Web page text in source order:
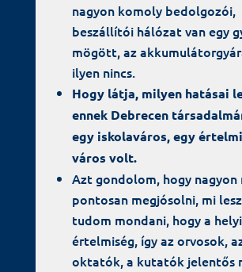
nagyon komoly bedolgozói,
beszállítói hálózat van egy
mögött, az
ilyen nincs.
Hogy látja, milyen hatásai
ennek Debrecen
egy iskolaváros, egy
város volt.
Azt gondolom, hogy nagyon
pontosan megjósolni, mi
tudom mondani, hogy a
értelmiség, így az orvosok,
oktatók, a kutatók jelentős